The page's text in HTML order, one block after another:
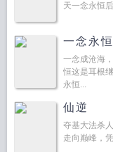
天一念永恒
一念永恒
一念成沧海
恒这是耳根
永恒...
仙逆
夺基大法杀
走向巅峰，